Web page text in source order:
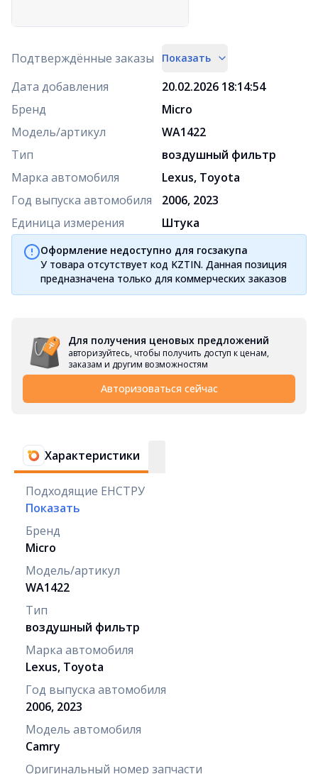
Подтверждённые заказы Показать
Дата добавления
20.02.2026 18:14:54
Бренд
Micro
Модель/артикул
WA1422
Тип
воздушный фильтр
Марка автомобиля
Lexus, Toyota
Год выпуска автомобиля
2006, 2023
Единица измерения
Штука
Оформление недоступно для госзакупа
У товара отсутствует код KZTIN. Данная позиция
предназначена только для коммерческих заказов
Для получения ценовых предложений
авторизуйтесь, чтобы получить доступ к ценам,
заказам и другим возможностям
Авторизоваться сейчас
Характеристики
Подходящие ЕНСТРУ
Показать
Бренд
Micro
Модель/артикул
WA1422
Тип
воздушный фильтр
Марка автомобиля
Lexus, Toyota
Год выпуска автомобиля
2006, 2023
Модель автомобиля
Camry
Оригинальный номер запчасти